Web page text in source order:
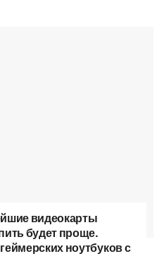
видеокарты
будет проще.
ноутбуков с